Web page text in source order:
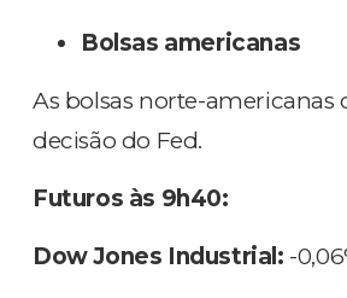
Bolsas americanas
As bolsas norte-
decisão do Fed.
Futuros às 9h40:
Dow Jones Industrial: -